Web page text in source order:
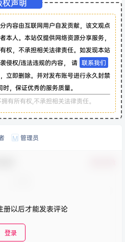
权声明
内容由互联网用户自发贡献，该文观点
本人。本站仅提供网络资源分享服务，
权，不承担相关法律责任。如发现本站
侵权/违法违规的内容， 请 联系我们
立即删除。并对发布账号进行永久封禁
，保证优秀的服务质量。
有所有权,不承担相关法律责任。
M 管理员
册以后才能发表评论
登录